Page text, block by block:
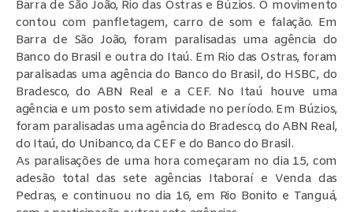
Barra de São João, Rio das Ostras e Búzios. O movimento
contou com panfletagem, carro de som e falação. Em
Barra de São João, foram paralisadas uma agência do
Banco do Brasil e outra do Itaú. Em Rio das Ostras, foram
paralisadas uma agência do Banco do Brasil, do HSBC, do
Bradesco, do ABN Real e a CEF. No Itaú houve uma
agência e um posto sem atividade no período. Em Búzios,
foram paralisadas uma agência do Bradesco, do ABN Real,
do Itaú, do Unibanco, da CEF e do Banco do Brasil.
As paralisações de uma hora começaram no dia 15, com
adesão total das sete agências Itaboraí e Venda das
Pedras, e continuou no dia 16, em Rio Bonito e Tanguá,